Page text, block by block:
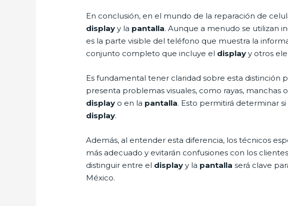
En conclusión, en el mundo de la reparación de
display y la pantalla. Aunque a menudo se utilizan
es la parte visible del teléfono que muestra la
conjunto completo que incluye el display y otros
Es fundamental tener claridad sobre esta distinción
presenta problemas visuales, como rayas,
display o en la pantalla. Esto permitirá determinar
display.
Además, al entender esta diferencia, los técnicos
más adecuado y evitarán confusiones con los
distinguir entre el display y la pantalla será clave
México.